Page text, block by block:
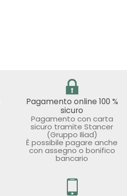
Pagamento online 100 %
sicuro
Pagamento con carta
sicuro tramite Stancer
(Gruppo Iliad)
È possibile pagare anche
con assegno o bonifico
bancario